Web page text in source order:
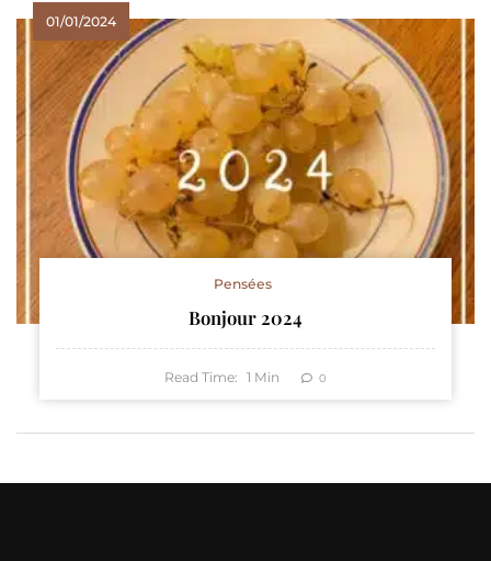
01/01/2024
Pensées
Bonjour 2024
Read Time: 1 Min 0